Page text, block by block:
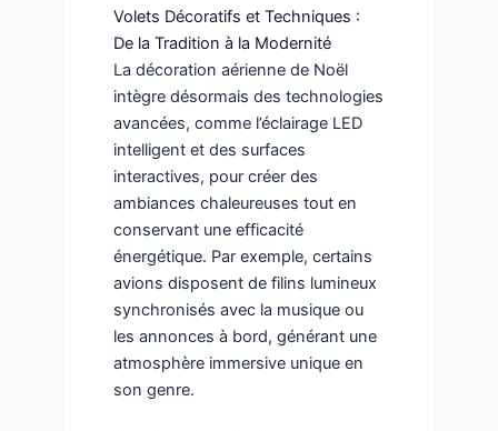
Volets Décoratifs et Techniques :
De la Tradition à la Modernité
La décoration aérienne de Noël
intègre désormais des technologies
avancées, comme l’éclairage LED
intelligent et des surfaces
interactives, pour créer des
ambiances chaleureuses tout en
conservant une efficacité
énergétique. Par exemple, certains
avions disposent de filins lumineux
synchronisés avec la musique ou
les annonces à bord, générant une
atmosphère immersive unique en
son genre.